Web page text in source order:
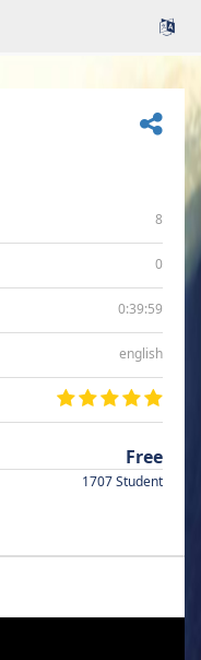
8
0
0:39:59
english
Free
1707 Student